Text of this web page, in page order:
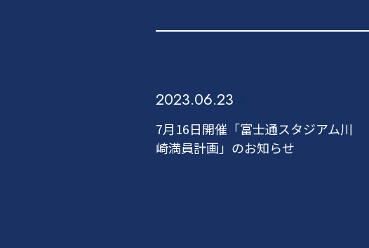
2023.06.23
7月16日開催「富士通スタジアム川
崎満員計画」のお知らせ